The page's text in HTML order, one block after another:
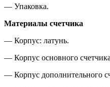
— Упаковка.
Материалы счетчика
— Корпус: латунь.
— Корпус основного
— Корпус дополнительного